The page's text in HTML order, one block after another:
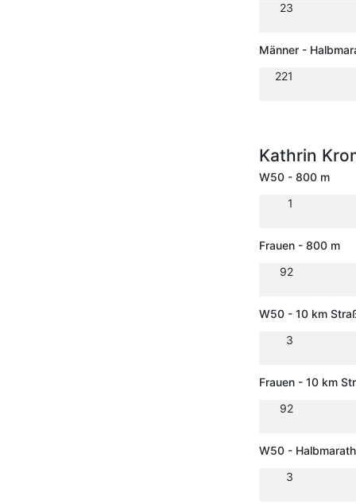
23
Männer -
221
Kathrin
W50 - 800 m
1
Frauen - 800 m
92
W50 - 10 km
3
Frauen - 10 km
92
W50 -
3